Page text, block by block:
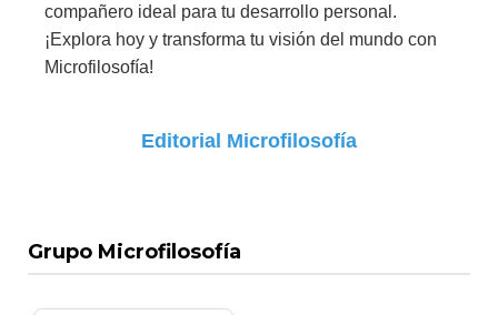
compañero ideal para tu desarrollo personal.
¡Explora hoy y transforma tu visión del mundo con
Microfilosofía!
Editorial Microfilosofía
Grupo Microfilosofía